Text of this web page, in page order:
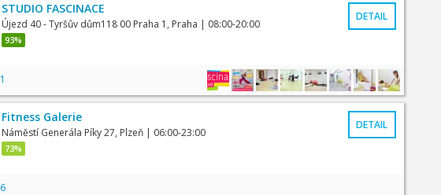
STUDIO FASCINACE
Újezd 40 - Tyršův dům118 00 Praha 1, Praha | 08:00-20:00
93%
DETAIL
1
Fitness Galerie
Náměstí Generála Píky 27, Plzeň | 06:00-23:00
73%
DETAIL
6